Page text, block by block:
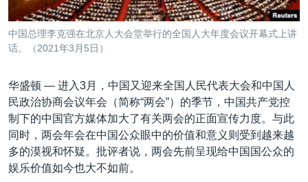
全球议题
环境
美国建国250周年
埃博拉疫情
重要讲话与声明
台海两岸关系
南中国海争端
关注西藏
关注我们
其他语言网站
中国总理李克强在北京人大会堂举行的全国人大年度会议开幕式上讲
话。（2021年3月5日）
华盛顿 — 进入3月，中国又迎来全国人民代表大会和中国人
民政治协商会议年会（简称“两会”）的季节，中国共产党控
制下的中国官方媒体加大了有关两会的正面宣传力度。与此
同时，两会年会在中国公众眼中的价值和意义则受到越来越
多的漠视和怀疑。批评者说，两会先前呈现给中国国公众的
娱乐价值如今也大不如前。